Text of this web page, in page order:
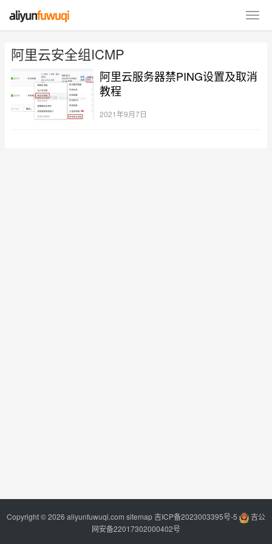
阿里云安全组ICMP
阿里云服务器禁PING设置及取消
教程
2021年9月7日
Copyright © 2026 aliyunfuwuqi.com sitemap吉ICP备2023003395号-5
吉公
网安备22017302000402号